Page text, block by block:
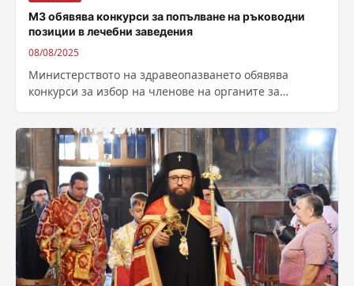
МЗ обявява конкурси за попълване на ръководни
позиции в лечебни заведения
08/08/2025
Министерството на здравеопазването обявява
конкурси за избор на членове на органите за
здравеопазването....